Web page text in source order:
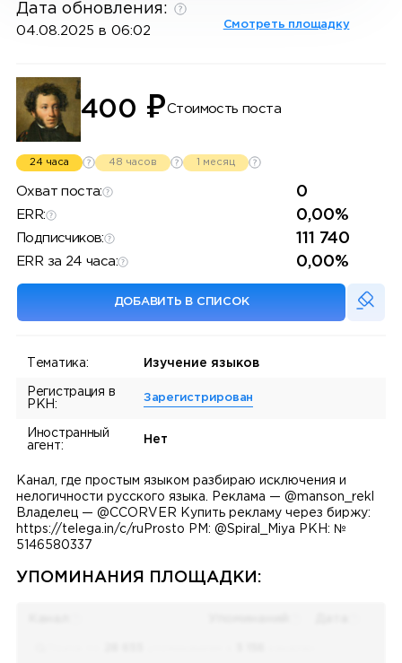
Дата обновления:
04.08.2025 в 06:02 Смотреть площадку
400 ₽Стоимость поста
24 часа 48 часов 1 месяц
Охват поста: 0
ERR: 0,00%
Подписчиков: 111 740
ERR за 24 часа: 0,00%
ДОБАВИТЬ В СПИСОК
Тематика: Изучение языков
Регистрация в
РКН:
Зарегистрирован
Иностранный
агент:
Нет
Канал, где простым языком разбираю исключения и
нелогичности русского языка. Реклама — @manson_rekl
Владелец — @CCORVER Купить рекламу через биржу:
https://telega.in/c/ruProsto РМ: @Spiral_Miya РКН: №
5146580337
УПОМИНАНИЯ ПЛОЩАДКИ: